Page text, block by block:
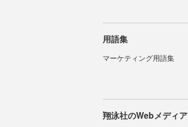
用語集
マーケティング用語集
翔泳社のWebメディア